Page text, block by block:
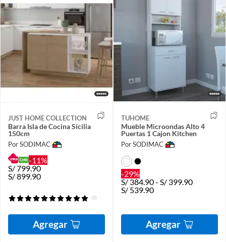
JUST HOME COLLECTION
Barra Isla de Cocina Sicilia
150cm
Por SODIMAC
-11%
S/799.90
S/899.90
(2)
Agregar
TUHOME
Mueble Microondas Alto 4
Puertas 1 Cajon Kitchen
Por SODIMAC
-29%
S/384.90- S/ 399.90
S/ 539.90
Agregar